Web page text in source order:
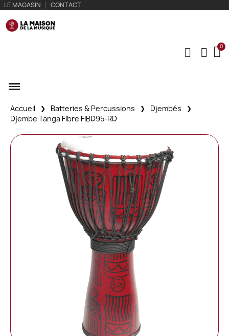
LE MAGASIN CONTACT
Accueil Batteries & Percussions
Djembés
Djembe Tanga Fibre FIBD95-RD